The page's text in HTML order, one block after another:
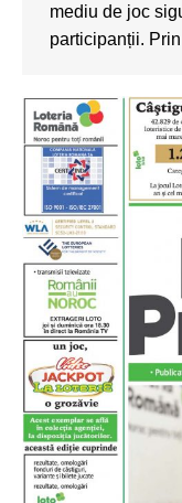
mediu de joc
participanții.